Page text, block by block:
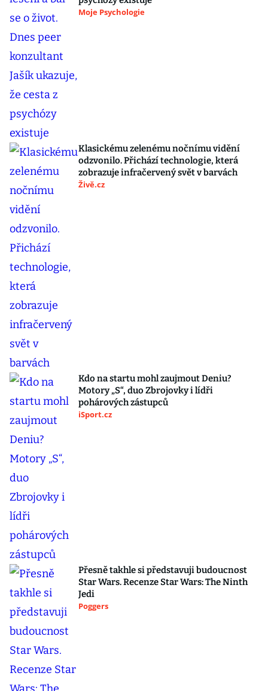
Moje Psychologie
Klasickému zelenému nočnímu vidění
odzvonilo. Přichází technologie, která
zobrazuje infračervený svět v barvách
Živě.cz
Kdo na startu mohl zaujmout Deniu?
Motory „S“, duo Zbrojovky i lídři
pohárových zástupců
iSport.cz
Přesně takhle si představuji budoucnost
Star Wars. Recenze Star Wars: The Ninth
Jedi
Poggers